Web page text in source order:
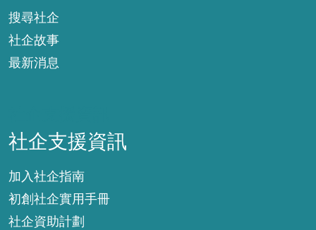
搜尋社企
社企故事
最新消息
社企支援資訊
加入社企指南
初創社企實用手冊
社企資助計劃